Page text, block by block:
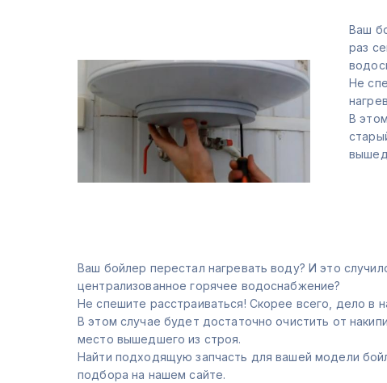
Ваш
раз
Не
В
Ваш бойлер перестал нагревать воду? И это
централизованное горячее водоснабжение?
Не спешите расстраиваться! Скорее всего, дело в
В этом случае будет достаточно очистить от
место вышедшего из строя.
Найти подходящую запчасть для вашей модели
подбора на нашем сайте.